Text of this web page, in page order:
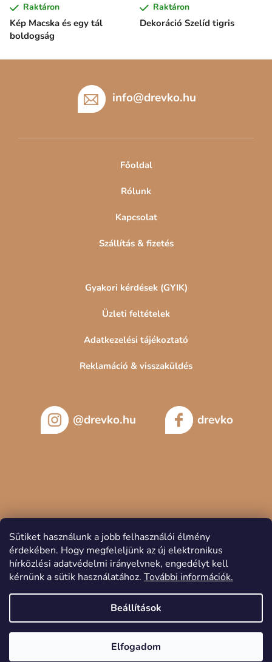
Sütiket használunk a jobb felhasználói élmény
érdekében. Hogy megfeleljünk az új elektronikus
hírközlési adatvédelmi irányelvnek, engedélyt kell
kérnünk a sütik használatához. További információk.
Beállítások
Elfogadom
Kép Macska és egy tál
boldogság
Raktáron
Dekoráció Szelíd tigris
Raktáron
info@drevko.hu
Főoldal
Rólunk
Kapcsolat
Szállítás & fizetés
Gyakori kérdések (GYIK)
Üzleti feltételek
Adatkezelési tájékoztató
Reklamáció & visszaküldés
@drevko.hu drevko
Shoptet készítette